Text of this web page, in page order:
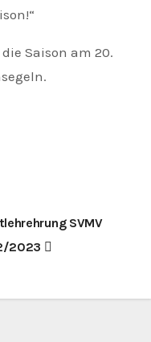
Saison am 20.
SVMV
2023